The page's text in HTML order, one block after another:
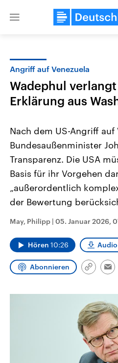
Close
Landtagswahl Sachsen-Anhalt
2026
Alle Informationen
Sachsen-Anhalt wählt am 6.
September 2026 einen neuen
Bundesland von einer Koalition
CDU, SPD und FDP regiert.-
Wahlprogramme, aktuelle
und Hintergründe zu den
Wahl.
Sendungen Programm
Audio-Archiv
Angriff auf Venezuela
Wadephul
Erklärung aus
Nach dem US-Angriff auf
Bundesaußenminister
Transparenz. Die USA
Basis für ihr Vorgehen
„außerordentlich
der Bewertung
May, Philipp | 05. Januar 2026,
Hören 10:26
Abonnieren
Link